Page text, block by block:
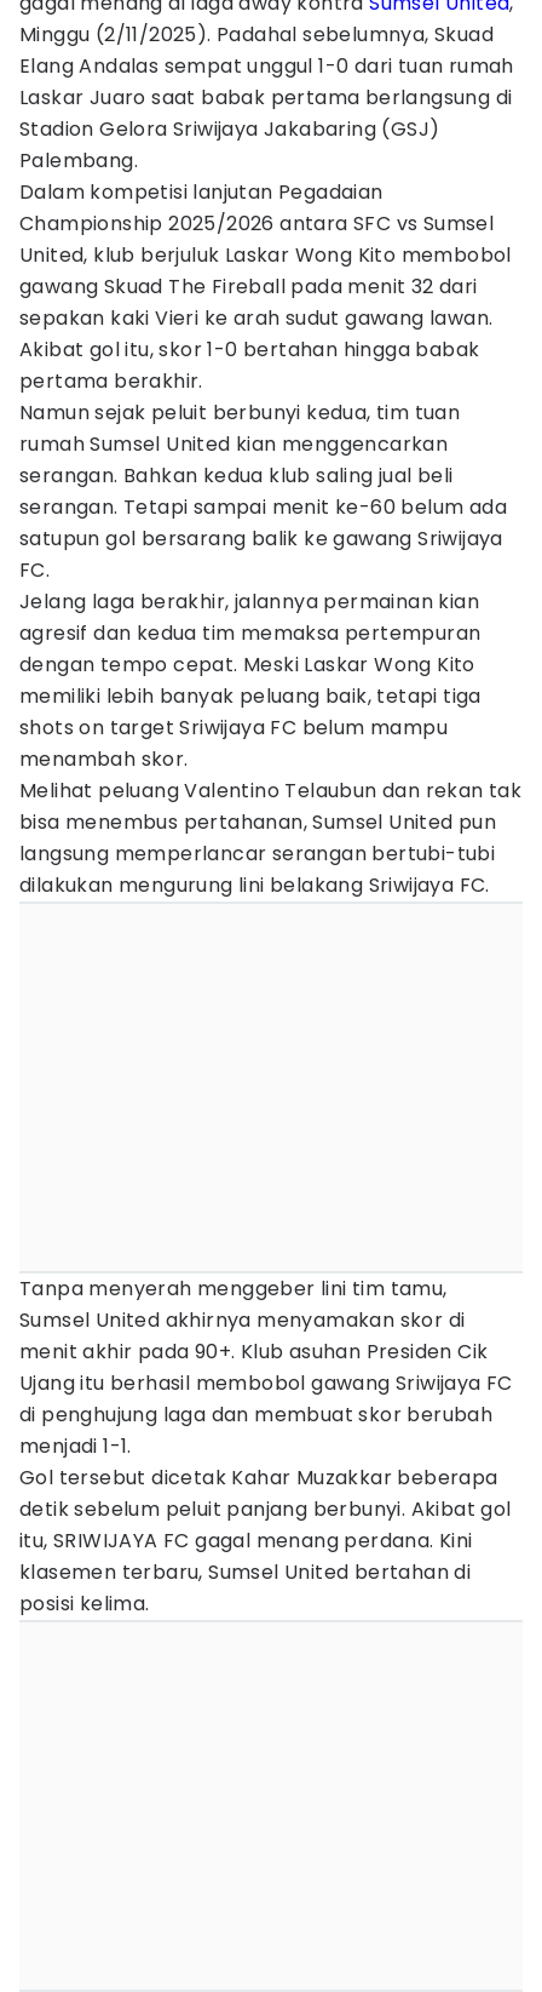
Minggu (2/11/2025). Padahal sebelumnya, Skuad
Elang Andalas sempat unggul 1-0 dari tuan rumah
Laskar Juaro saat babak pertama berlangsung di
Stadion Gelora Sriwijaya Jakabaring (GSJ)
Palembang.
Dalam kompetisi lanjutan Pegadaian
Championship 2025/2026 antara SFC vs Sumsel
United, klub berjuluk Laskar Wong Kito membobol
gawang Skuad The Fireball pada menit 32 dari
sepakan kaki Vieri ke arah sudut gawang lawan.
Akibat gol itu, skor 1-0 bertahan hingga babak
pertama berakhir.
Namun sejak peluit berbunyi kedua, tim tuan
rumah Sumsel United kian menggencarkan
serangan. Bahkan kedua klub saling jual beli
serangan. Tetapi sampai menit ke-60 belum ada
satupun gol bersarang balik ke gawang Sriwijaya
FC.
Jelang laga berakhir, jalannya permainan kian
agresif dan kedua tim memaksa pertempuran
dengan tempo cepat. Meski Laskar Wong Kito
memiliki lebih banyak peluang baik, tetapi tiga
shots on target Sriwijaya FC belum mampu
menambah skor.
Melihat peluang Valentino Telaubun dan rekan tak
bisa menembus pertahanan, Sumsel United pun
langsung memperlancar serangan bertubi-tubi
dilakukan mengurung lini belakang Sriwijaya FC.
Tanpa menyerah menggeber lini tim tamu,
Sumsel United akhirnya menyamakan skor di
menit akhir pada 90+. Klub asuhan Presiden Cik
Ujang itu berhasil membobol gawang Sriwijaya FC
di penghujung laga dan membuat skor berubah
menjadi 1-1.
Gol tersebut dicetak Kahar Muzakkar beberapa
detik sebelum peluit panjang berbunyi. Akibat gol
itu, SRIWIJAYA FC gagal menang perdana. Kini
klasemen terbaru, Sumsel United bertahan di
posisi kelima.